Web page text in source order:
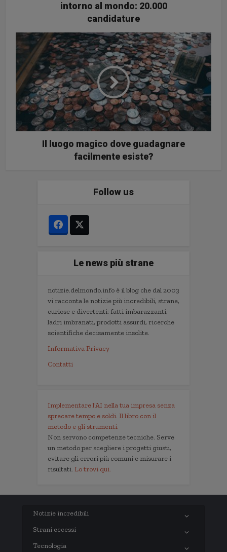
intorno al mondo: 20.000
candidature
Il luogo magico dove guadagnare
facilmente esiste?
Follow us
Le news più strane
notizie.delmondo.info è il blog che dal 2003
vi racconta le notizie più incredibili, strane,
curiose e divertenti: fatti imbarazzanti,
ladri imbranati, prodotti assurdi, ricerche
scientifiche decisamente insolite.
Informativa Privacy
Contatti
Implementare l'AI nella tua impresa senza
sprecare tempo e soldi. Il libro con il
metodo e gli strumenti.
Non servono competenze tecniche. Serve
un metodo per scegliere i progetti giusti,
evitare gli errori più comuni e misurare i
risultati. Lo trovi qui.
Notizie incredibili
Strani eccessi
Tecnologia